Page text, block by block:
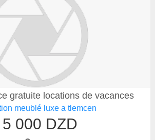
gratuite locations de vacances
meublé luxe a tlemcen
5 000 DZD